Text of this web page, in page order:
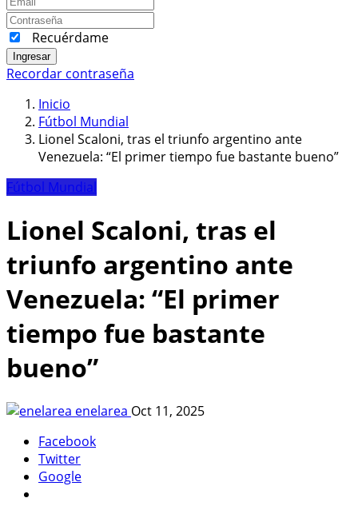
Recuérdame
Ingresar
Recordar contraseña
Inicio
Fútbol Mundial
Lionel Scaloni, tras el triunfo argentino ante
Venezuela: “El primer tiempo fue bastante bueno”
Fútbol Mundial
Lionel Scaloni, tras el
triunfo argentino ante
Venezuela: “El primer
tiempo fue bastante
bueno”
enelarea Oct 11, 2025
Facebook
Twitter
Google